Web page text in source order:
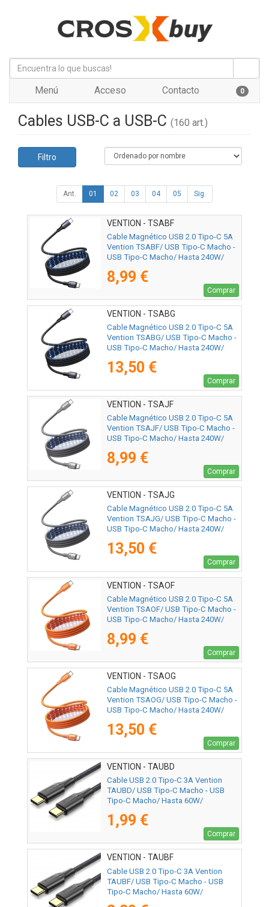
Menú Acceso Contacto 0
Cables USB-C a USB-C (160 art.)
Filtro
Ant. 01 02 03 04 05 Sig.
VENTION - TSABF
Cable Magnético USB 2.0 Tipo-C 5A
Vention TSABF/ USB Tipo-C Macho -
USB Tipo-C Macho/ Hasta 240W/
8,99 €
Comprar
VENTION - TSABG
Cable Magnético USB 2.0 Tipo-C 5A
Vention TSABG/ USB Tipo-C Macho -
USB Tipo-C Macho/ Hasta 240W/
13,50 €
Comprar
VENTION - TSAJF
Cable Magnético USB 2.0 Tipo-C 5A
Vention TSAJF/ USB Tipo-C Macho -
USB Tipo-C Macho/ Hasta 240W/
8,99 €
Comprar
VENTION - TSAJG
Cable Magnético USB 2.0 Tipo-C 5A
Vention TSAJG/ USB Tipo-C Macho -
USB Tipo-C Macho/ Hasta 240W/
13,50 €
Comprar
VENTION - TSAOF
Cable Magnético USB 2.0 Tipo-C 5A
Vention TSAOF/ USB Tipo-C Macho -
USB Tipo-C Macho/ Hasta 240W/
8,99 €
Comprar
VENTION - TSAOG
Cable Magnético USB 2.0 Tipo-C 5A
Vention TSAOG/ USB Tipo-C Macho -
USB Tipo-C Macho/ Hasta 240W/
13,50 €
Comprar
VENTION - TAUBD
Cable USB 2.0 Tipo-C 3A Vention
TAUBD/ USB Tipo-C Macho - USB
Tipo-C Macho/ Hasta 60W/
1,99 €
Comprar
VENTION - TAUBF
Cable USB 2.0 Tipo-C 3A Vention
TAUBF/ USB Tipo-C Macho - USB
Tipo-C Macho/ Hasta 60W/